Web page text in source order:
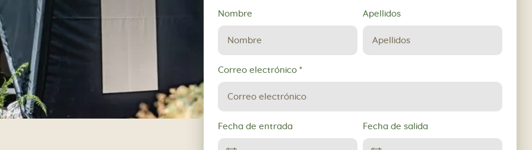
Solicitud
de
reserva
Nombre Apellidos
Correo electrónico *
Fecha de entrada Fecha de salida